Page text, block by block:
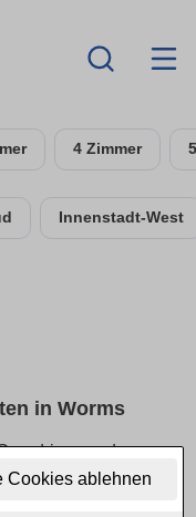
Cookies ablehnen
4 Zimmer
Innenstadt-West
in Worms
und